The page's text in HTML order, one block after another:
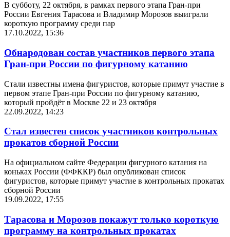
В субботу, 22 октября, в рамках первого этапа Гран-при
России Евгения Тарасова и Владимир Морозов выиграли
короткую программу среди пар
17.10.2022, 15:36
Обнародован состав участников первого этапа
Гран-при России по фигурному катанию
Стали известны имена фигуристов, которые примут участие в
первом этапе Гран-при России по фигурному катанию,
который пройдёт в Москве 22 и 23 октября
22.09.2022, 14:23
Стал известен список участников контрольных
прокатов сборной России
На официальном сайте Федерации фигурного катания на
коньках России (ФФККР) был опубликован список
фигуристов, которые примут участие в контрольных прокатах
сборной России
19.09.2022, 17:55
Тарасова и Морозов покажут только короткую
программу на контрольных прокатах